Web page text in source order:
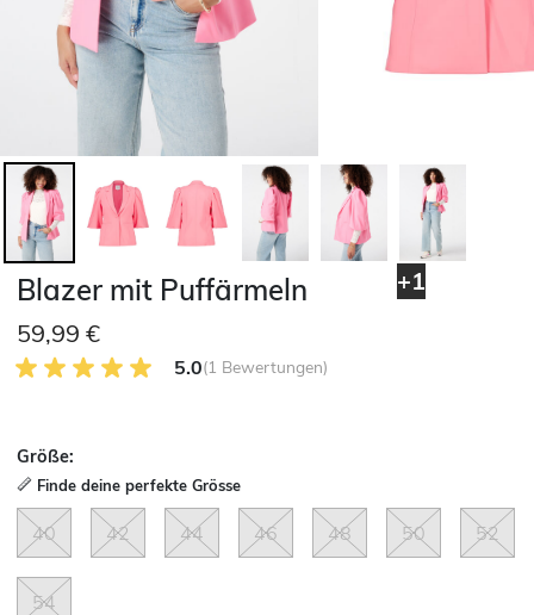
+1
Blazer mit Puffärmeln
59,99 €
5.0 von 5 Kundenrezensionen
5.0(1 Bewertungen)
Größe:
Finde deine perfekte Grösse
40 42 44 46 48 50 52
54